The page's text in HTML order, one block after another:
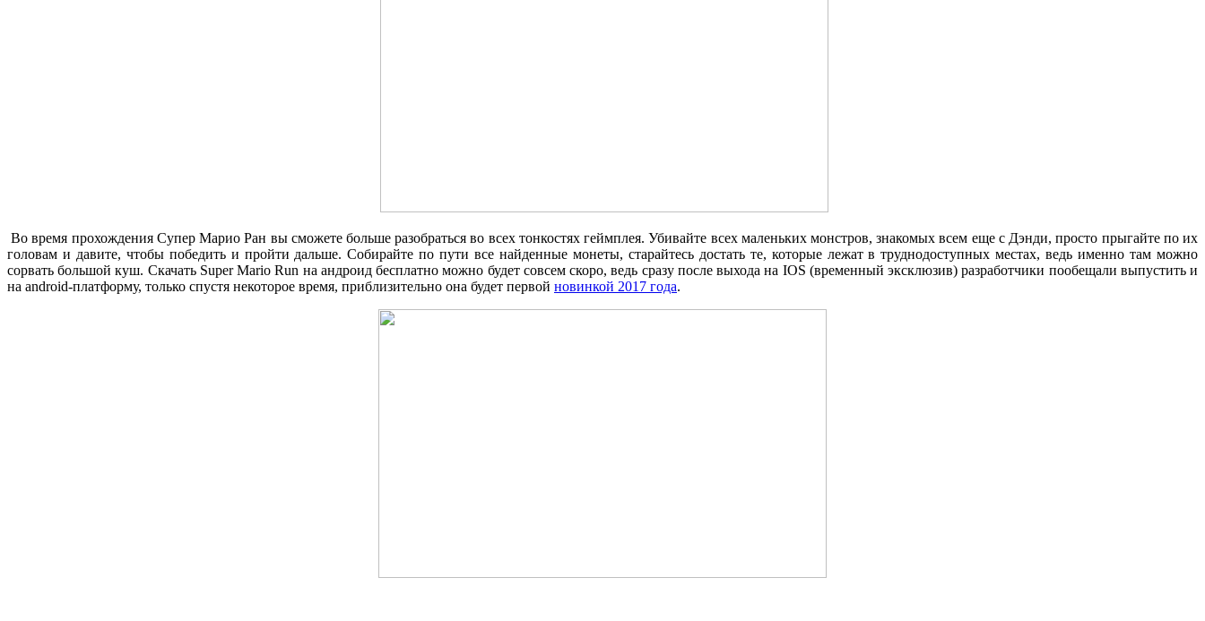
Во время прохождения Супер Марио Ран вы сможете больше разобраться во всех тонкостях геймплея. Убивайте всех маленьких монстров, знакомых всем еще с Дэнди, просто прыгайте по их
головам и давите, чтобы победить и пройти дальше. Собирайте по пути все найденные монеты, старайтесь достать те, которые лежат в труднодоступных местах, ведь именно там можно
сорвать большой куш. Скачать Super Mario Run на андроид бесплатно можно будет совсем скоро, ведь сразу после выхода на IOS (временный эксклюзив) разработчики пообещали выпустить и
на android-платформу, только спустя некоторое время, приблизительно она будет первой новинкой 2017 года.